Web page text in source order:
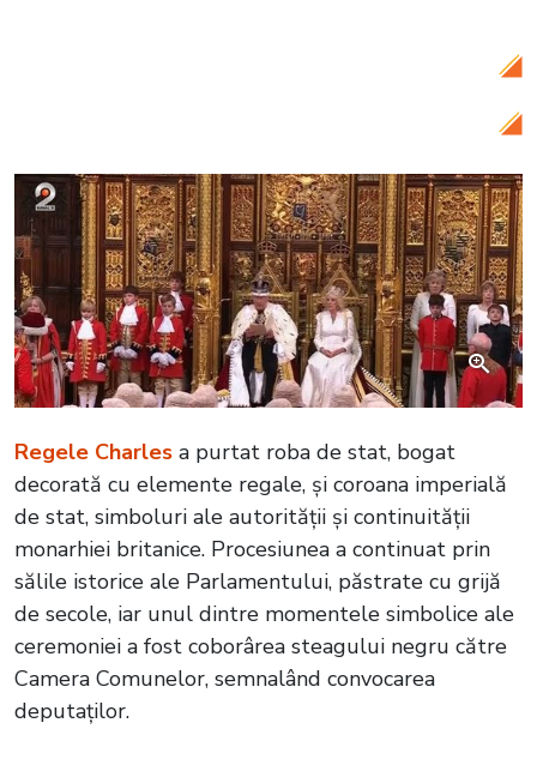
Regele Charles a purtat roba de stat, bogat
decorată cu elemente regale, și coroana imperială
de stat, simboluri ale autorității și continuității
monarhiei britanice. Procesiunea a continuat prin
sălile istorice ale Parlamentului, păstrate cu grijă
de secole, iar unul dintre momentele simbolice ale
ceremoniei a fost coborârea steagului negru către
Camera Comunelor, semnalând convocarea
deputaților.